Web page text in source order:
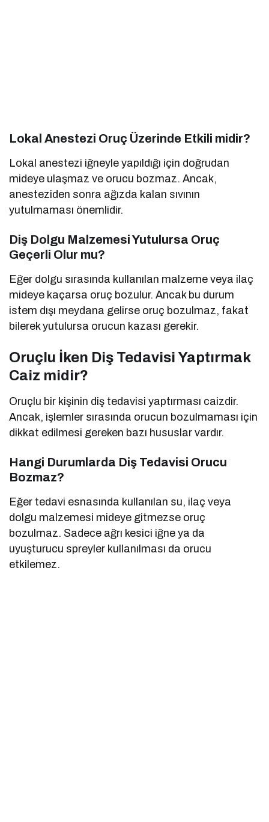
Lokal Anestezi Oruç Üzerinde Etkili midir?
Lokal anestezi iğneyle yapıldığı için doğrudan
mideye ulaşmaz ve orucu bozmaz. Ancak,
anesteziden sonra ağızda kalan sıvının
yutulmaması önemlidir.
Diş Dolgu Malzemesi Yutulursa Oruç
Geçerli Olur mu?
Eğer dolgu sırasında kullanılan malzeme veya ilaç
mideye kaçarsa oruç bozulur. Ancak bu durum
istem dışı meydana gelirse oruç bozulmaz, fakat
bilerek yutulursa orucun kazası gerekir.
Oruçlu İken Diş Tedavisi Yaptırmak
Caiz midir?
Oruçlu bir kişinin diş tedavisi yaptırması caizdir.
Ancak, işlemler sırasında orucun bozulmaması için
dikkat edilmesi gereken bazı hususlar vardır.
Hangi Durumlarda Diş Tedavisi Orucu
Bozmaz?
Eğer tedavi esnasında kullanılan su, ilaç veya
dolgu malzemesi mideye gitmezse oruç
bozulmaz. Sadece ağrı kesici iğne ya da
uyuşturucu spreyler kullanılması da orucu
etkilemez.